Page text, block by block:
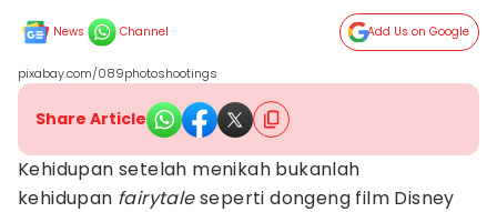
News Channel Add Us on Google
pixabay.com/089photoshootings
Share Article
Kehidupan setelah menikah bukanlah
kehidupan fairytaleseperti dongeng film Disney